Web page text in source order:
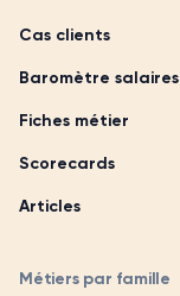
Cas clients
Baromètre salaires
Fiches métier
Scorecards
Articles
Métiers par famille